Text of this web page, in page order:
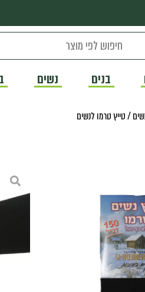
בנים נשים
/ טייץ טרמו לנשים